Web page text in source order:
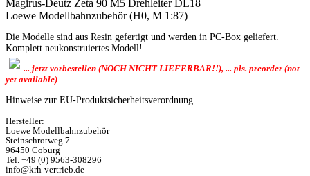
Magirus-Deutz Zeta 90 M5 Drehleiter DL18
Loewe Modellbahnzubehör (H0, M 1:87)
Die Modelle sind aus Resin gefertigt und werden in PC-Box geliefert.
Komplett neukonstruiertes Modell!
... jetzt vorbestellen (NOCH NICHT LIEFERBAR!!), ... pls. preorder (not
yet available)
Hinweise zur EU-Produktsicherheitsverordnung.
Hersteller:
Loewe Modellbahnzubehör
Steinschrotweg 7
96450 Coburg
Tel. +49 (0) 9563-308296
info@krh-vertrieb.de